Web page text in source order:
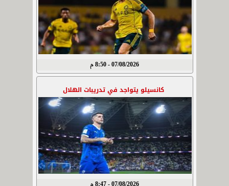
07/08/2026 - 8:50 م
كانسيلو يتواجد في تدريبات الهلال